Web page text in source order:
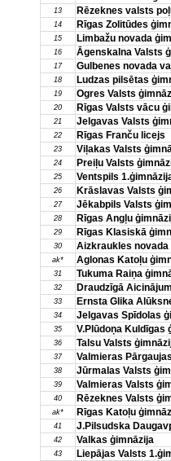
13 Rēzeknes valsts
14 Rīgas Zolitūdes
15 Limbažu novada
16 Āgenskalna Valsts
17 Gulbenes novada
18 Ludzas pilsētas
19 Ogres Valsts
20 Rīgas Valsts vācu
21 Jelgavas Valsts
22 Rīgas Franču licejs
23 Viļakas Valsts
24 Preiļu Valsts
25 Ventspils
26 Krāslavas Valsts
27 Jēkabpils Valsts
28 Rīgas Angļu
29 Rīgas Klasiskā
30 Aizkraukles novada
ak* Aglonas Katoļu
31 Tukuma Raiņa
32 Draudzīgā
33 Ernsta Glika
34 Jelgavas Spīdolas
35 V.Plūdoņa Kuldīgas
36 Talsu Valsts
37 Valmieras
38 Jūrmalas Valsts
39 Valmieras Valsts
40 Rēzeknes Valsts
ak* Rīgas Katoļu
41 J.Pilsudska
42 Valkas ģimnāzija
43 Liepājas Valsts